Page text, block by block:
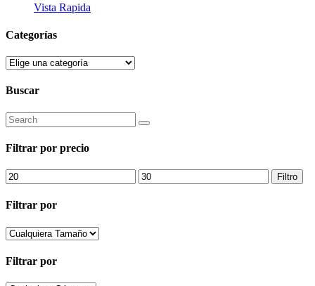
Vista Rapida
Categorías
Buscar
Search
for:
Filtrar por precio
Precio
mínimo
Precio
máximo
Filtro
Filtrar por
Filtrar por